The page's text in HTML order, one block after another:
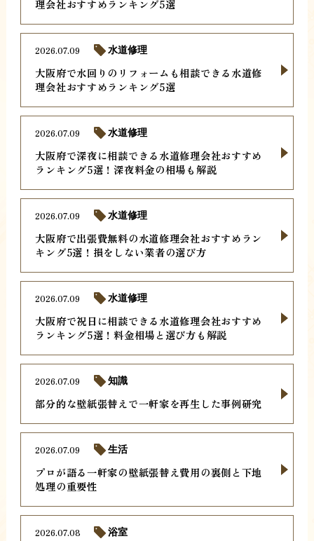
理会社おすすめランキング5選
大阪府で水回りのリフォームも相談できる水道修
理会社おすすめランキング5選
2026.07.09 水道修理
大阪府で深夜に相談できる水道修理会社おすすめ
ランキング5選！深夜料金の相場も解説
2026.07.09 水道修理
大阪府で出張費無料の水道修理会社おすすめラン
キング5選！損をしない業者の選び方
2026.07.09 水道修理
大阪府で祝日に相談できる水道修理会社おすすめ
ランキング5選！料金相場と選び方も解説
2026.07.09 水道修理
部分的な壁紙張替えで一軒家を再生した事例研究
2026.07.09 知識
プロが語る一軒家の壁紙張替え費用の裏側と下地
処理の重要性
2026.07.09 生活
2026.07.08 浴室